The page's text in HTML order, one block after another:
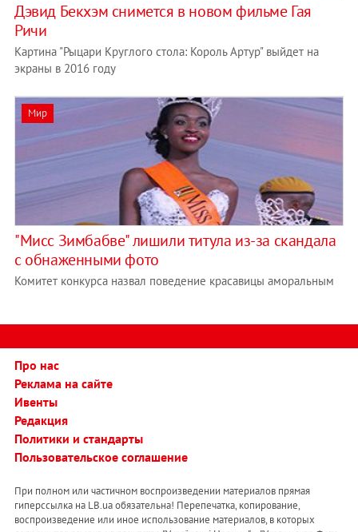
Дэвид Бекхэм снимется в новом фильме Гая
Ричи
Картина "Рыцари Круглого стола: Король Артур" выйдет на
экраны в 2016 году
Мир
"Мисс Зимбабве" лишили титула из-за скандала
с обнаженными фото
Комитет конкурса назвал поведение красавицы аморальным
Про нас
Реклама на сайте
Ивенты
Редакция
Политики и стандарты
Пользовательское соглашение
При полном или частичном воспроизведении материалов прямая
гиперссылка на LB.ua обязательна! Перепечатка, копирование,
воспроизведение или иное использование материалов, в которых